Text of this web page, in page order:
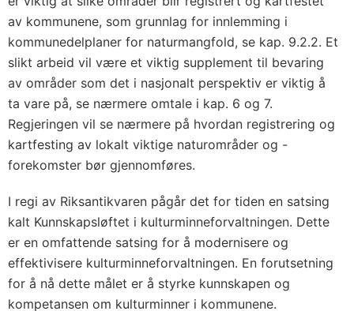
av kommunene, som grunnlag for innlemming i
kommunedelplaner for naturmangfold, se kap. 9.2.2. Et
slikt arbeid vil være et viktig supplement til bevaring
av områder som det i nasjonalt perspektiv er viktig å
ta vare på, se nærmere omtale i kap. 6 og 7.
Regjeringen vil se nærmere på hvordan registrering og
kartfesting av lokalt viktige naturområder og -
forekomster bør gjennomføres.
I regi av Riksantikvaren pågår det for tiden en satsing
kalt Kunnskapsløftet i kulturminneforvaltningen. Dette
er en omfattende satsing for å modernisere og
effektivisere kulturminneforvaltningen. En forutsetning
for å nå dette målet er å styrke kunnskapen og
kompetansen om kulturminner i kommunene.